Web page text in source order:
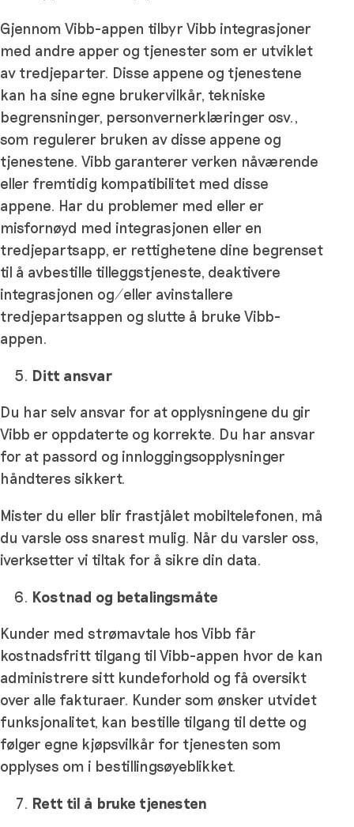
Gjennom Vibb-appen tilbyr Vibb integrasjoner
med andre apper og tjenester som er utviklet
av tredjeparter. Disse appene og tjenestene
kan ha sine egne brukervilkår, tekniske
begrensninger, personvernerklæringer osv.,
som regulerer bruken av disse appene og
tjenestene. Vibb garanterer verken nåværende
eller fremtidig kompatibilitet med disse
appene. Har du problemer med eller er
misfornøyd med integrasjonen eller en
tredjepartsapp, er rettighetene dine begrenset
til å avbestille tilleggstjeneste, deaktivere
integrasjonen og/eller avinstallere
tredjepartsappen og slutte å bruke Vibb-
appen.
Ditt ansvar
Du har selv ansvar for at opplysningene du gir
Vibb er oppdaterte og korrekte. Du har ansvar
for at passord og innloggingsopplysninger
håndteres sikkert.
Mister du eller blir frastjålet mobiltelefonen, må
du varsle oss snarest mulig. Når du varsler oss,
iverksetter vi tiltak for å sikre din data.
Kostnad og betalingsmåte
Kunder med strømavtale hos Vibb får
kostnadsfritt tilgang til Vibb-appen hvor de kan
administrere sitt kundeforhold og få oversikt
over alle fakturaer. Kunder som ønsker utvidet
funksjonalitet, kan bestille tilgang til dette og
følger egne kjøpsvilkår for tjenesten som
opplyses om i bestillingsøyeblikket.
Rett til å bruke tjenesten